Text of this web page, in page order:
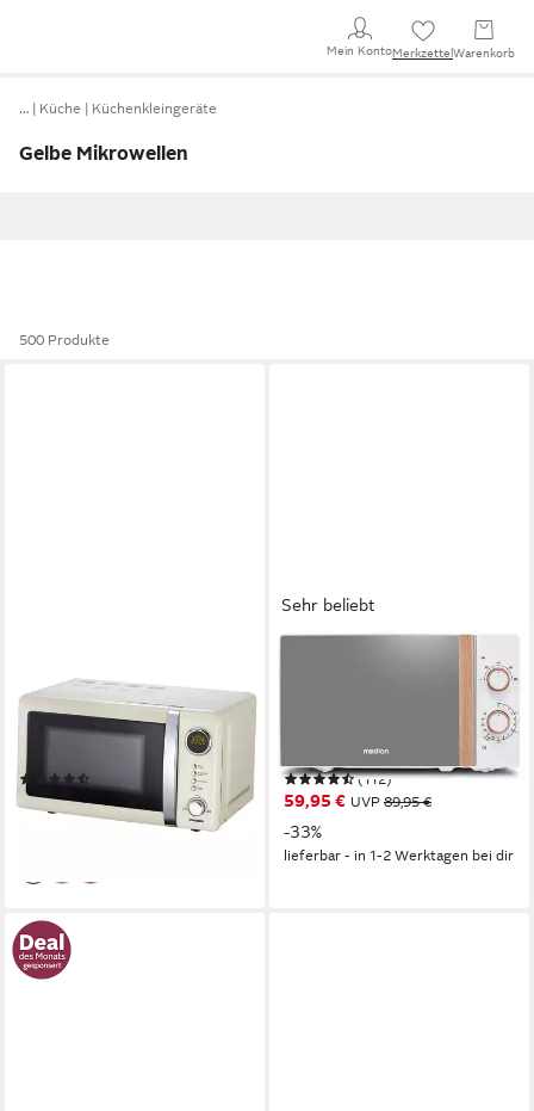
Mein KontoMerkzettel Warenkorb
… Küche Küchenkleingeräte
Gelbe Mikrowellen
500 Produkte
Mikrowelle
1150W Leistung
Kapazität
Einhandbedienung
Bedienung
139,99 €
mtl. in 12 Raten
Sehr beliebt
Leistungsstufen
(112)
59,95 € UVP 89,95 €
-33%
lieferbar - in 1-2 Werktagen bei dir